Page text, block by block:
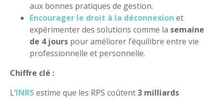
aux bonnes pratiques de gestion.
Encourager le droit à la déconnexion et
expérimenter des solutions comme la semaine
de 4 jours pour améliorer l’équilibre entre vie
professionnelle et personnelle.
Chiffre clé :
L’INRSestime que les RPS coûtent3 milliards